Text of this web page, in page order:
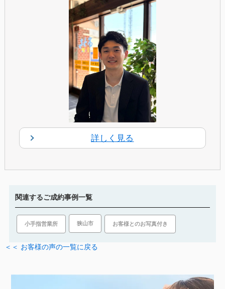
詳しく見る
関連するご成約事例一覧
小手指営業所 狭山市 お客様とのお写真付き
＜＜ お客様の声の一覧に戻る